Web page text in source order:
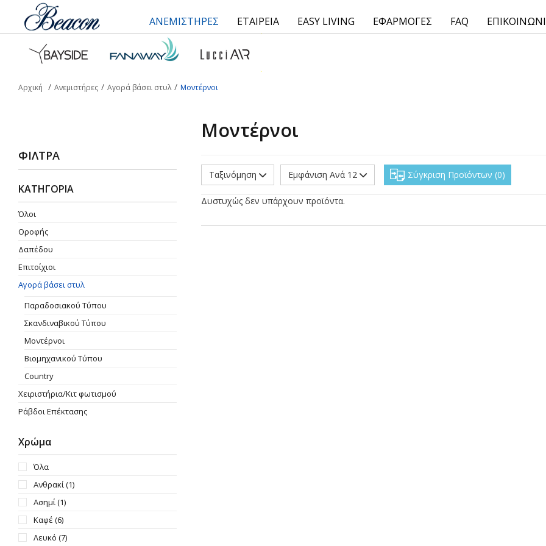
ΑΝΕΜΙΣΤΗΡΕΣ ΕΤΑΙΡΕΙΑ EASY LIVING ΕΦΑΡΜΟΓΕΣ FAQ
Αρχική Ανεμιστήρες Αγορά βάσει στυλ Μοντέρνοι
ΦΊΛΤΡΑ
ΚΑΤΗΓΟΡΙΑ
Όλοι
Οροφής
Δαπέδου
Επιτοίχιοι
Αγορά βάσει στυλ
Παραδοσιακού Τύπου
Σκανδιναβικού Τύπου
Μοντέρνοι
Βιομηχανικού Τύπου
Country
Χειριστήρια/Κιτ φωτισμού
Ράβδοι Επέκτασης
Χρώμα
Όλα
Ανθρακί (1)
Ασημί (1)
Καφέ (6)
Λευκό (7)
Μοντέρνοι
Ταξινόμηση Εμφάνιση Ανά 12 Σύγκριση Προϊόντων 0
Δυστυχώς δεν υπάρχουν προϊόντα.